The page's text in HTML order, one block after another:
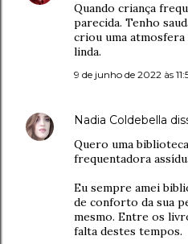
Quando criança
parecida. Tenho
criou uma
linda.
9 de junho de 2022 às
Nadia Coldebella
Quero uma
frequentadora
Eu sempre amei
de conforto da sua
mesmo. Entre os
falta destes tempos.